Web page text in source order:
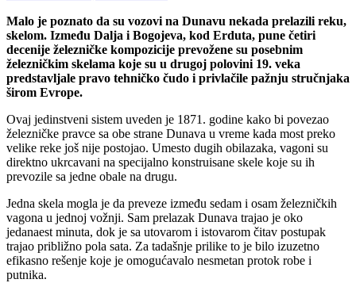
Malo je poznato da su vozovi na Dunavu nekada prelazili reku,
skelom. Između Dalja i Bogojeva, kod Erduta, pune četiri
decenije železničke kompozicije prevožene su posebnim
železničkim skelama koje su u drugoj polovini 19. veka
predstavljale pravo tehničko čudo i privlačile pažnju stručnjaka
širom Evrope.
Ovaj jedinstveni sistem uveden je 1871. godine kako bi povezao
železničke pravce sa obe strane Dunava u vreme kada most preko
velike reke još nije postojao. Umesto dugih obilazaka, vagoni su
direktno ukrcavani na specijalno konstruisane skele koje su ih
prevozile sa jedne obale na drugu.
Jedna skela mogla je da preveze između sedam i osam železničkih
vagona u jednoj vožnji. Sam prelazak Dunava trajao je oko
jedanaest minuta, dok je sa utovarom i istovarom čitav postupak
trajao približno pola sata. Za tadašnje prilike to je bilo izuzetno
efikasno rešenje koje je omogućavalo nesmetan protok robe i
putnika.